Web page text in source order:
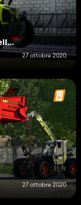
Pailleuse AGRAM JET PAILLE Yellow
27 ottobre 2020
27 ottobre 2020